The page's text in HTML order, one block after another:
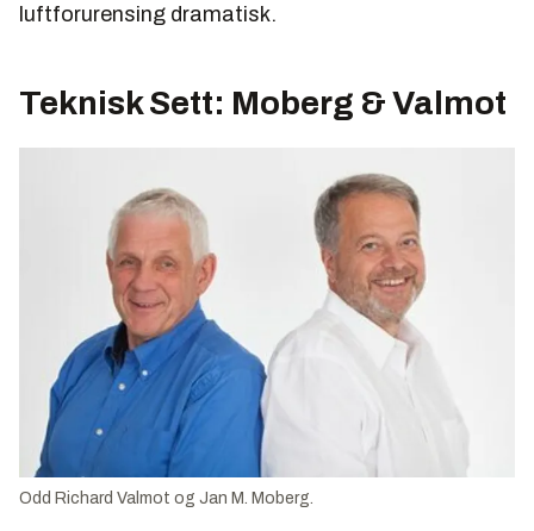
luftforurensing dramatisk.
Teknisk Sett: Moberg & Valmot
Odd Richard Valmot og Jan M. Moberg.